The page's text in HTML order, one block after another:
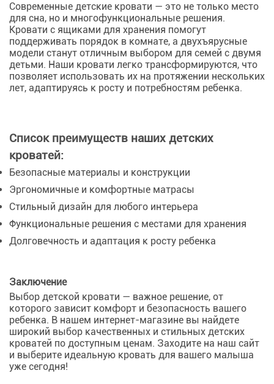
Современные детские кровати — это не только место
для сна, но и многофункциональные решения.
Кровати с ящиками для хранения помогут
поддерживать порядок в комнате, а двухъярусные
модели станут отличным выбором для семей с двумя
детьми. Наши кровати легко трансформируются, что
позволяет использовать их на протяжении нескольких
лет, адаптируясь к росту и потребностям ребенка.
Список преимуществ наших детских
кроватей:
Безопасные материалы и конструкции
Эргономичные и комфортные матрасы
Стильный дизайн для любого интерьера
Функциональные решения с местами для хранения
Долговечность и адаптация к росту ребенка
Заключение
Выбор детской кровати — важное решение, от
которого зависит комфорт и безопасность вашего
ребенка. В нашем интернет-магазине вы найдете
широкий выбор качественных и стильных детских
кроватей по доступным ценам. Заходите на наш сайт
и выберите идеальную кровать для вашего малыша
уже сегодня!